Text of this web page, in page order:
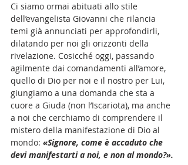
Ci siamo ormai abituati allo stile
dell’evangelista Giovanni che rilancia
temi già annunciati per approfondirli,
dilatando per noi gli orizzonti della
rivelazione. Cosicché oggi, passando
agilmente dai comandamenti all’amore,
quello di Dio per noi e il nostro per Lui,
giungiamo a una domanda che sta a
cuore a Giuda (non l’Iscariota), ma anche
a noi che cerchiamo di comprendere il
mistero della manifestazione di Dio al
mondo: «Signore, come è accaduto che
devi manifestarti a noi, e non al mondo?».